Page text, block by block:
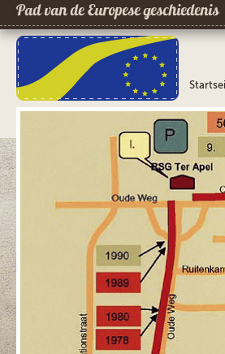
Pad van de Europese geschiedenis